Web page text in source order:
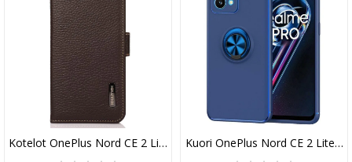
Kotelot OnePlus Nord CE 2 Lite 5G Litsi Nahka Khazneh Rfid
Kuori OnePlus Nord CE 2 Lite